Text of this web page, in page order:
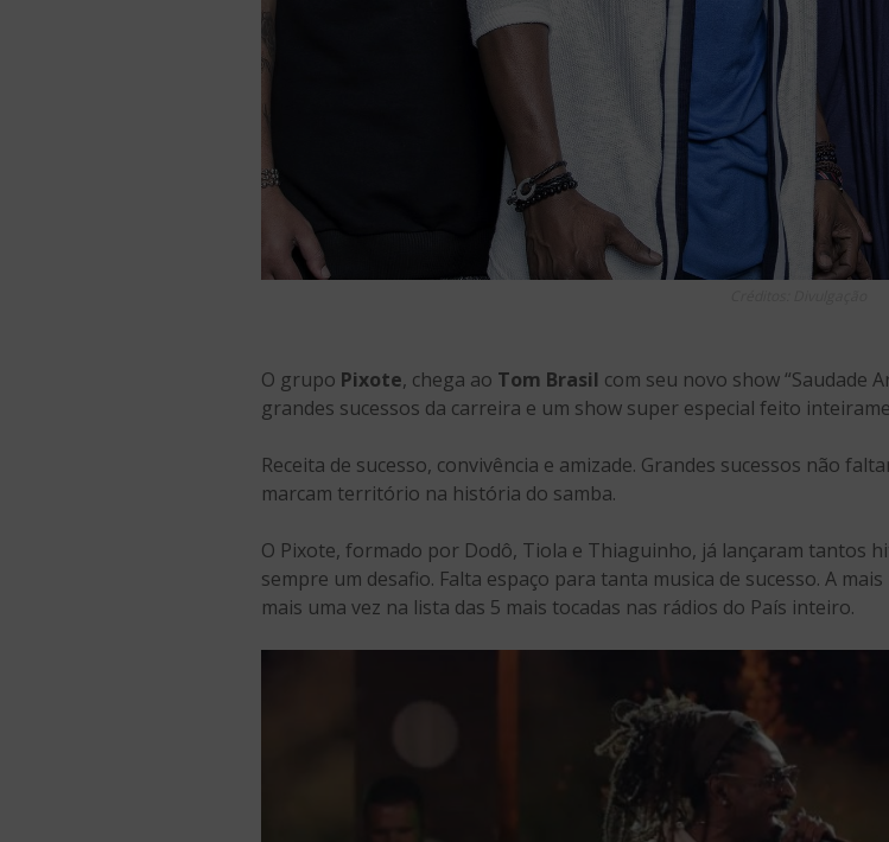
O grupo Pixote, chega ao Tom Brasil com seu novo show “Saudade
grandes sucessos da carreira e um show super especial feito
Receita de sucesso, convivência e amizade. Grandes sucessos não
marcam território na história do samba.
O Pixote, formado por Dodô, Tiola e Thiaguinho, já lançaram tantos
sempre um desafio. Falta espaço para tanta musica de sucesso. A
mais uma vez na lista das 5 mais tocadas nas rádios do País inteiro.